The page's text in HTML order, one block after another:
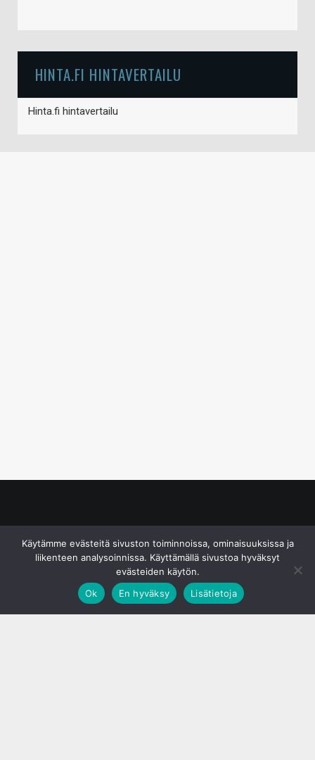
HINTA.FI HINTAVERTAILU
Hinta.fi hintavertailu
Käytämme evästeitä sivuston toiminnoissa, ominaisuuksissa ja
liikenteen analysoinnissa. Käyttämällä sivustoa hyväksyt
evästeiden käytön.
Ok
En hyväksy Lisätietoja